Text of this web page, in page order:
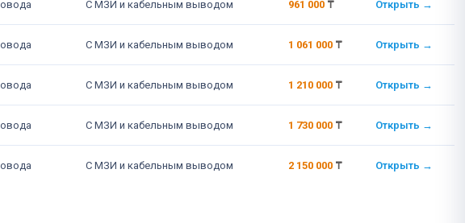
С МЗИ и кабельным выводом 961 000 ₸ Открыть →
С МЗИ и кабельным выводом 1 061 000 ₸ Открыть →
С МЗИ и кабельным выводом 1 210 000 ₸ Открыть →
С МЗИ и кабельным выводом 1 730 000 ₸ Открыть →
С МЗИ и кабельным выводом 2 150 000 ₸ Открыть →